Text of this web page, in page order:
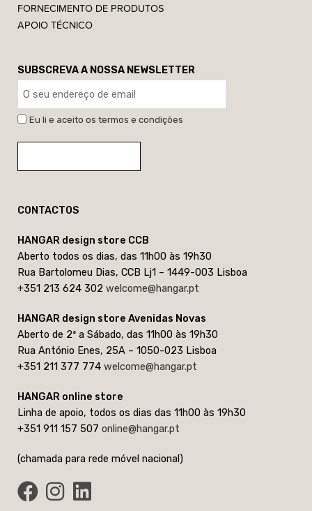
FORNECIMENTO DE PRODUTOS
APOIO TÉCNICO
SUBSCREVA A NOSSA NEWSLETTER
Eu li e aceito os termos e condições
CONTACTOS
HANGAR design store CCB
Aberto todos os dias, das 11h00 às 19h30
Rua Bartolomeu Dias, CCB Lj1 – 1449-003 Lisboa
+351 213 624 302 welcome@hangar.pt
HANGAR design store Avenidas Novas
Aberto de 2ª a Sábado, das 11h00 às 19h30
Rua António Enes, 25A – 1050-023 Lisboa
+351 211 377 774 welcome@hangar.pt
HANGAR online store
Linha de apoio, todos os dias das 11h00 às 19h30
+351 911 157 507 online@hangar.pt
(chamada para rede móvel nacional)